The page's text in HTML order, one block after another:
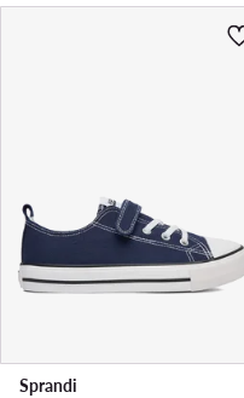
Sprandi